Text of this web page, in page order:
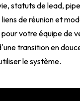
statuts de lead,
de réunion et
votre équipe de
transition en
le système.